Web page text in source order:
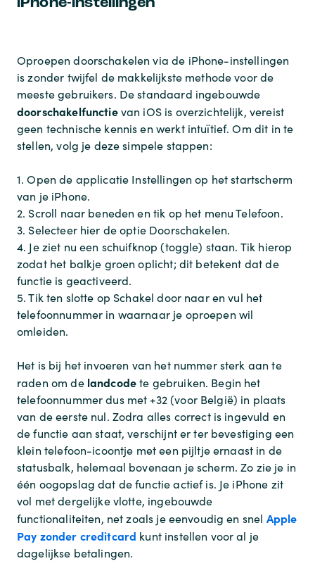
Oproepen doorschakelen via de iPhone-instellingen
is zonder twijfel de makkelijkste methode voor de
meeste gebruikers. De standaard ingebouwde
doorschakelfunctievan iOS is overzichtelijk, vereist
geen technische kennis en werkt intuïtief. Om dit in te
stellen, volg je deze simpele stappen:
1. Open de applicatie Instellingen op het startscherm
van je iPhone.
2. Scroll naar beneden en tik op het menu Telefoon.
3. Selecteer hier de optie Doorschakelen.
4. Je ziet nu een schuifknop (toggle) staan. Tik hierop
zodat het balkje groen oplicht; dit betekent dat de
functie is geactiveerd.
5. Tik ten slotte op Schakel door naar en vul het
telefoonnummer in waarnaar je oproepen wil
omleiden.
Het is bij het invoeren van het nummer sterk aan te
raden om de landcodete gebruiken. Begin het
telefoonnummer dus met +32 (voor België) in plaats
van de eerste nul. Zodra alles correct is ingevuld en
de functie aan staat, verschijnt er ter bevestiging een
klein telefoon-icoontje met een pijltje ernaast in de
statusbalk, helemaal bovenaan je scherm. Zo zie je in
één oogopslag dat de functie actief is. Je iPhone zit
vol met dergelijke vlotte, ingebouwde
functionaliteiten, net zoals je eenvoudig en snel Apple
Pay zonder creditcard kunt instellen voor al je
dagelijkse betalingen.